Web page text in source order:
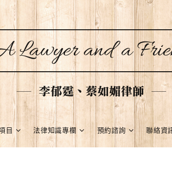
Lawyer and a
李郁霆、蔡如媚律師
目 法律知識專欄 預約諮詢 聯絡資